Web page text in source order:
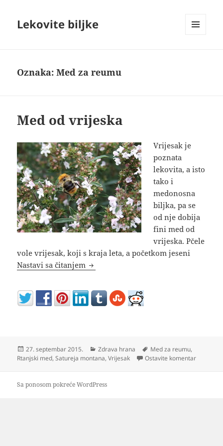
Lekovite biljke
Oznaka:Med za reumu
Med od vrijeska
Vrijesak je
poznata
lekovita, a isto
tako i
medonosna
biljka, pa se
od nje dobija
fini med od
vrijeska. Pčele
vole vrijesak, koji s kraja leta, a početkom jeseni
Nastavi sa čitanjem Med od vrijeska
Objavljeno
27. septembar 2015. Kategorije
Zdrava hrana Oznake
Med za reumu,
Rtanjski med,Satureja montana,Vrijesak Ostavite komentarna Med
Sa ponosom pokreće WordPress